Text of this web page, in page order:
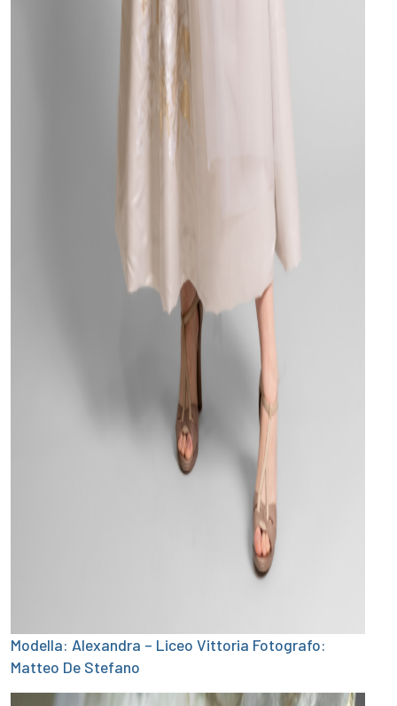
Modella: Alexandra – Liceo Vittoria Fotografo:
Matteo De Stefano